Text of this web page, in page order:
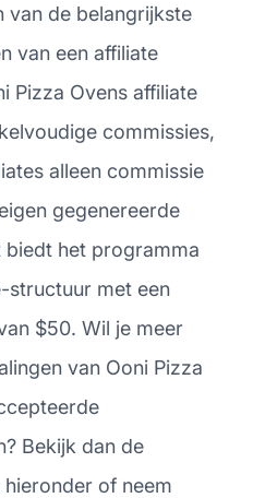
van de belangrijkste
van een affiliate
Pizza Ovens affiliate
commissies,
alleen commissie
gegenereerde
biedt het programma
structuur met een
$50. Wil je meer
van Ooni Pizza
Bekijk dan de
of neem